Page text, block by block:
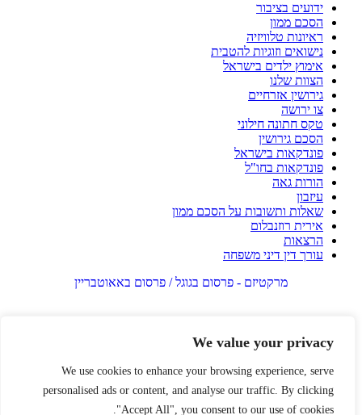
We value your privacy
We use cookies to enhance your browsing experience, serve
personalised ads or content, and analyse our traffic. By clicking
"Accept All", you consent to our use of cookies.
ידועים בציבור
הסכם ממון
ראיונות טלוויזיה
נישואים וזוגיות להטבית
אימוץ ילדים בישראל
הצוות שלנו
גירושין אזרחיים
צו ירושה
טקס חתונה חילוני
הסכם גירושין
פונדקאות בישראל
פונדקאות בחו"ל
הורות גאה
עיזבון
שאלות ותשובות על הסכם ממון
אירית רוזנבלום
הרצאות
עורך דין דיני משפחה
מרקטיזם - פרסום בגוגל / פרסום באאוטבריין